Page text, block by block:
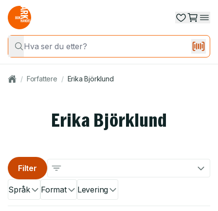
/ Forfattere / Erika Björklund
Erika Björklund
Språk Format Levering
Filter